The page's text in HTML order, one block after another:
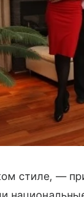
стиле, —